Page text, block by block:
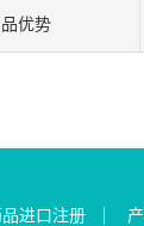
优势
品进口注册